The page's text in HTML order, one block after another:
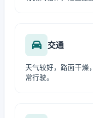
交通
天气较好，路面干燥
常行驶。